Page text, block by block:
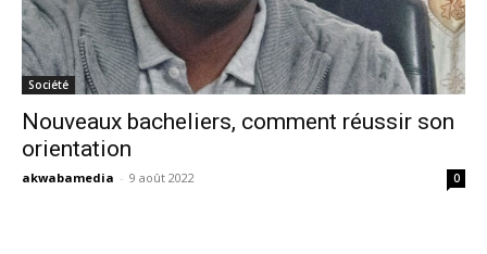
Société
Nouveaux bacheliers, comment réussir son
orientation
akwabamedia - 9 août 2022 0